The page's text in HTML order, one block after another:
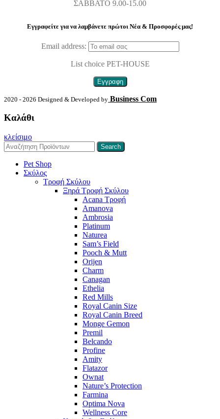
ΣΑΒΒΑΤΟ 9.00-15.00
Εγγραφείτε για να λαμβάνετε πρώτοι Nέα & Προσφορές μας!
Email address:
List choice PET-HOUSE
2020 - 2026 Designed & Developed by Business Com
Καλάθι
κλείσιμο
Search
Pet Shop
Σκύλος
Τροφή Σκύλου
Ξηρά Τροφή Σκύλου
Acana Τροφή
Amanova
Ambrosia
Platinum
Naturea
Sam’s Field
Pooch & Mutt
Orijen
Charm
Canagan
Ethelia
Red Mills
Royal Canin Size
Royal Canin Breed
Monge Gemon
Premil
Belcando
Profine
Amity
Flatazor
Ownat
Nature’s Protection
Farmina
Optima Nova
Wellness Core